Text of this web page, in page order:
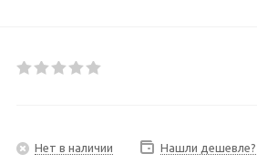
Нет в наличии Нашли дешевле?